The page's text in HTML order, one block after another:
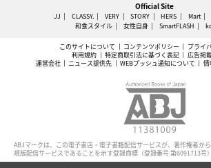
Official Site
JJ CLASSY. VERY STORY HERS Mart
和食スタイル
女性自身 SmartFLASH
このサイトについて コンテンツポリシー
プライ
利用規約
特定商取引法に基づく表記
広告掲
運営会社
ニュース提供先 WEBプッシュ通知について 情
ABJマークは、この電子書店・電子書籍配信サービスが、著作権者か
規版配信サービスであることを示す登録商標（登録番号 第6091713号）